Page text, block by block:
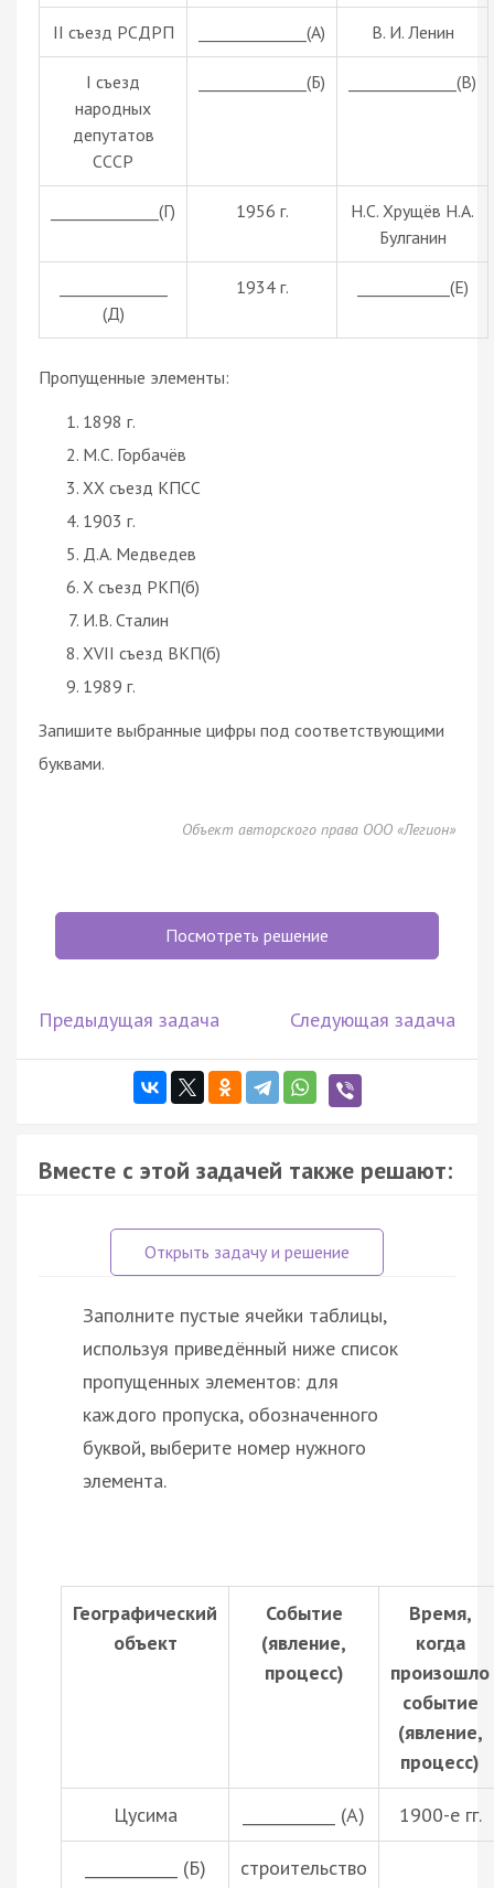
II съезд РСДРП ______________(А) В. И. Ленин
I съезд
народных
депутатов
СССР
______________(Б) ______________(В)
______________(Г) 1956 г.
Н.С. Хрущёв Н.А.
Булганин
(Д)
1934 г. ____________(Е)
Пропущенные элементы:
1898 г.
М.С. Горбачёв
XX съезд КПСС
1903 г.
Д.А. Медведев
X съезд РКП(б)
И.В. Сталин
XVII съезд ВКП(б)
1989 г.
Запишите выбранные цифры под соответствующими
буквами.
Объект авторского права ООО «Легион»
Посмотреть решение
Предыдущая задача Следующая задача
Вместе с этой задачей также решают:
Заполните пустые ячейки таблицы,
используя приведённый ниже список
пропущенных элементов: для
каждого пропуска, обозначенного
буквой, выберите номер нужного
элемента.
Географический
объект
Событие
(явление,
процесс)
Время,
когда
произошло
событие
(явление,
процесс)
Цусима ____________ (А) 1900-е гг.
____________ (Б)
строительство